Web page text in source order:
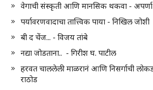
वेगाची संस्कृती आणि मानसिक थकवा - अपर्णा
पर्यावरणवादाचा तात्त्विक पाया - निखिल जोशी
बी द चेंज... - विजय तांबे
नद्या जोडताना.. - गिरीश घ. पाटील
हरवत चाललेली माळरानं आणि निसर्गाची
राठोड